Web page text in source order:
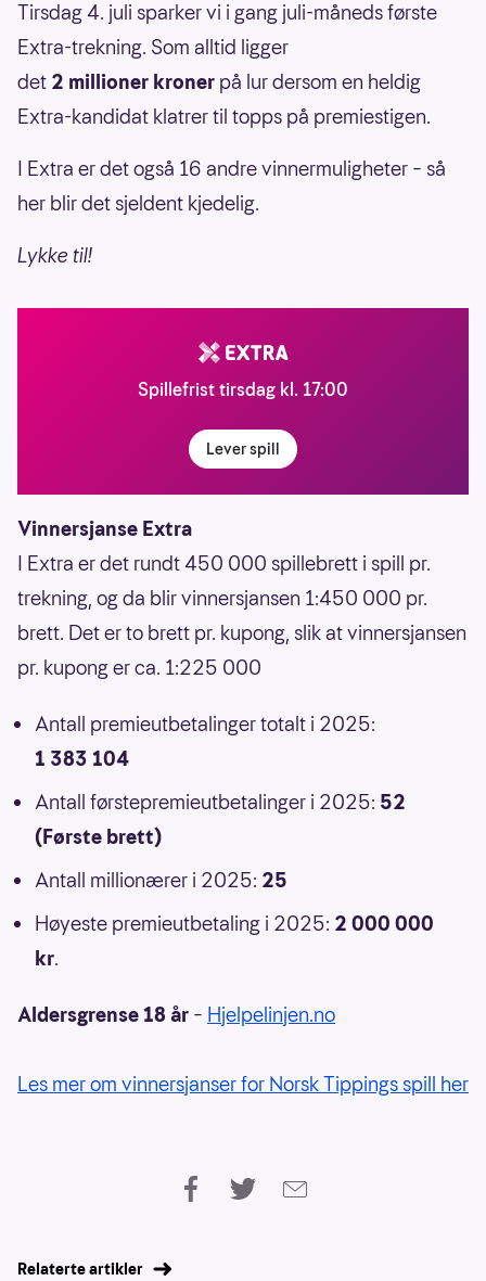
Tirsdag 4. juli sparker vi i gang juli-måneds første
Extra-trekning. Som alltid ligger
det 2 millioner kroner på lur dersom en heldig
Extra-kandidat klatrer til topps på premiestigen.
I Extra er det også 16 andre vinnermuligheter – så
her blir det sjeldent kjedelig.
Lykke til!
Spillefrist tirsdag kl. 17:00
Lever spill
Vinnersjanse Extra
I Extra er det rundt 450 000 spillebrett i spill pr.
trekning, og da blir vinnersjansen 1:450 000 pr.
brett. Det er to brett pr. kupong, slik at vinnersjansen
pr. kupong er ca. 1:225 000
Antall premieutbetalinger totalt i 2025:
1 383 104
Antall førstepremieutbetalinger i 2025: 52
(Første brett)
Antall millionærer i 2025: 25
Høyeste premieutbetaling i 2025: 2 000 000
kr.
Aldersgrense 18 år – Hjelpelinjen.no
Les mer om vinnersjanser for Norsk Tippings spill her
Relaterte artikler